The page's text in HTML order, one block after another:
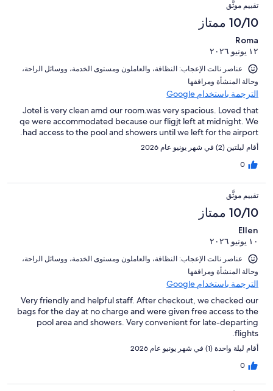
تقييم موثَّق
10/10 ممتاز
Roma
١٢ يونيو ٢٠٢٦
عناصر نالت الإعجاب: ⁦النظافة⁩، و⁦العاملون ومستوى الخدمة⁩، و⁦وسائل الراحة⁩،
و⁦حالة المنشأة ومرافقها⁩
الترجمة باستخدام Google
Jotel is very clean amd our room.was very spacious. Loved that
qe were accommodated because our fligjt left at midnight. We
had access to the pool and showers until we left for the airport.
أقام ليلتين (2) في شهر يونيو عام 2026
0
تقييم موثَّق
10/10 ممتاز
Ellen
١٠ يونيو ٢٠٢٦
عناصر نالت الإعجاب: ⁦النظافة⁩، و⁦العاملون ومستوى الخدمة⁩، و⁦وسائل الراحة⁩،
و⁦حالة المنشأة ومرافقها⁩
الترجمة باستخدام Google
Very friendly and helpful staff. After checkout, we checked our
bags for the day at no charge and were given free access to the
pool area and showers. Very convenient for late-departing
flights.
أقام ليلة واحدة (1) في شهر يونيو عام 2026
0